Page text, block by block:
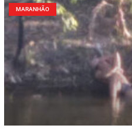
MARANHÃO